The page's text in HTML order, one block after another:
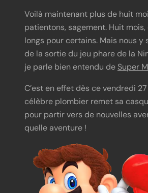
Voilà maintenant plus de huit
patientons, sagement. Huit
longs pour certains. Mais nous y
de la sortie du jeu phare de la
je parle bien entendu de Super
C’est en effet dès ce vendredi
célèbre plombier remet sa
pour partir vers de nouvelles
quelle aventure !